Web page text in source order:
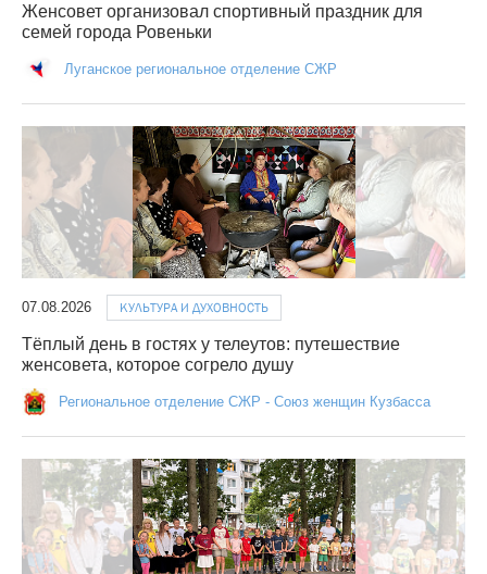
Женсовет организовал спортивный праздник для
семей города Ровеньки
Луганское региональное отделение СЖР
07.08.2026 КУЛЬТУРА И ДУХОВНОСТЬ
Тёплый день в гостях у телеутов: путешествие
женсовета, которое согрело душу
Региональное отделение СЖР - Союз женщин Кузбасса